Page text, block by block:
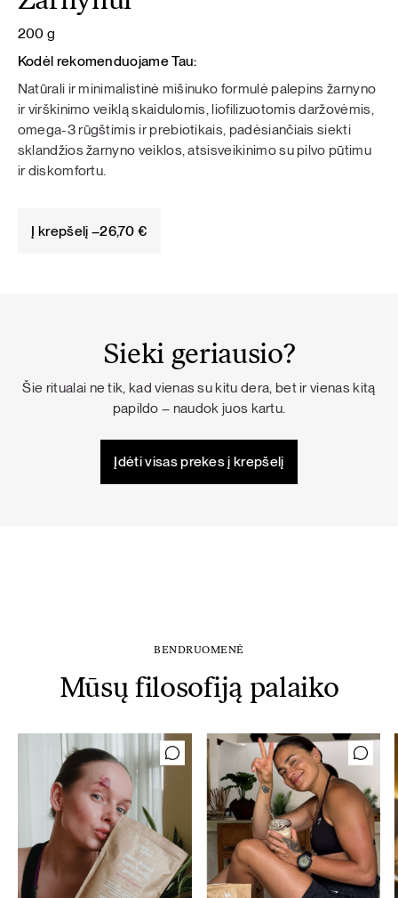
200 g
Kodėl rekomenduojame Tau:
Natūrali ir minimalistinė mišinuko formulė palepins žarnyno
ir virškinimo veiklą skaidulomis, liofilizuotomis daržovėmis,
omega-3 rūgštimis ir prebiotikais, padėsiančiais siekti
sklandžios žarnyno veiklos, atsisveikinimo su pilvo pūtimu
ir diskomfortu.
Į krepšelį –26,70€
Sieki geriausio?
Šie ritualai ne tik, kad vienas su kitu dera, bet ir vienas kitą
papildo – naudok juos kartu.
Įdėti visas prekes į krepšelį
BENDRUOMENĖ
Mūsų filosofiją palaiko